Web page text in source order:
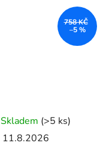
Skladem (>5 ks)
11.8.2026
758 KČ
–5 %